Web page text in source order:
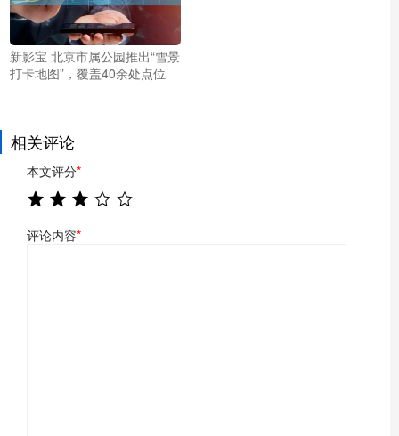
新影宝 北京市属公园推出“雪景
打卡地图”，覆盖40余处点位
相关评论
本文评分*
评论内容*